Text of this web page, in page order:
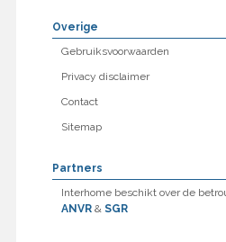
Overige
Gebruiksvoorwaarden
Privacy disclaimer
Contact
Sitemap
Partners
Interhome beschikt over de
ANVR& SGR